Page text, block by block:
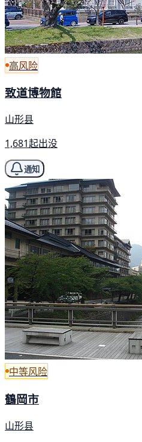
高风险
致道博物館
山形县
1,681起出没
通知
中等风险
鶴岡市
山形县